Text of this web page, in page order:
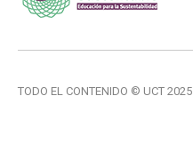
TODO EL CONTENIDO © UCT 2025